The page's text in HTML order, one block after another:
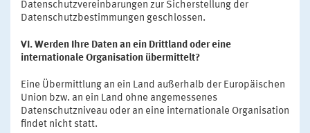
Datenschutzvereinbarungen zur Sicherstellung der
Datenschutzbestimmungen geschlossen.
VI. Werden Ihre Daten an ein Drittland oder eine
internationale Organisation übermittelt?
Eine Übermittlung an ein Land außerhalb der Europäischen
Union bzw. an ein Land ohne angemessenes
Datenschutzniveau oder an eine internationale Organisation
findet nicht statt.